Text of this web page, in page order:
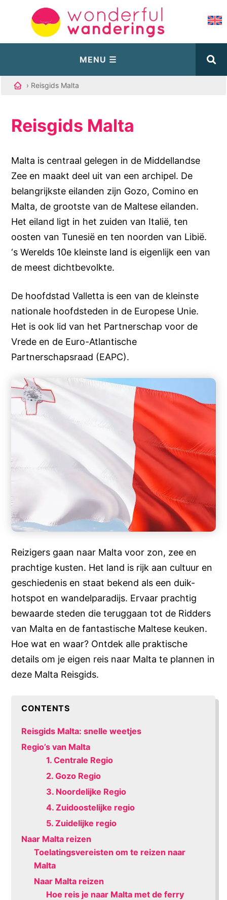
› Reisgids Malta
Reisgids Malta
Malta is centraal gelegen in de Middellandse
Zee en maakt deel uit van een archipel. De
belangrijkste eilanden zijn Gozo, Comino en
Malta, de grootste van de Maltese eilanden.
Het eiland ligt in het zuiden van Italië, ten
oosten van Tunesië en ten noorden van Libië.
‘s Werelds 10e kleinste land is eigenlijk een van
de meest dichtbevolkte.
De hoofdstad Valletta is een van de kleinste
nationale hoofdsteden in de Europese Unie.
Het is ook lid van het Partnerschap voor de
Vrede en de Euro-Atlantische
Partnerschapsraad (EAPC).
Reizigers gaan naar Malta voor zon, zee en
prachtige kusten. Het land is rijk aan cultuur en
geschiedenis en staat bekend als een duik-
hotspot en wandelparadijs. Ervaar prachtig
bewaarde steden die teruggaan tot de Ridders
van Malta en de fantastische Maltese keuken.
Hoe wat en waar? Ontdek alle praktische
details om je eigen reis naar Malta te plannen in
deze Malta Reisgids.
CONTENTS
Reisgids Malta: snelle weetjes
Regio’s van Malta
1. Centrale Regio
2. Gozo Regio
3. Noordelijke Regio
4. Zuidoostelijke regio
5. Zuidelijke regio
Naar Malta reizen
Toelatingsvereisten om te reizen naar
Malta
Naar Malta reizen
Hoe reis je naar Malta met de ferry